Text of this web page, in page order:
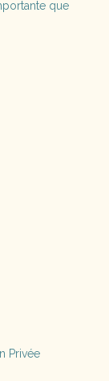
que
Privée